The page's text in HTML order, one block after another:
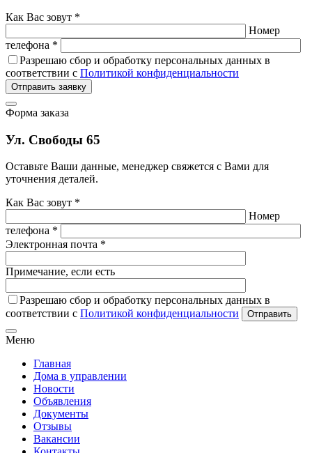
Как Вас зовут *
Номер
телефона *
Разрешаю сбор и обработку персональных данных в
соответствии с Политикой конфиденциальности
Отправить заявку
Форма заказа
Ул. Свободы 65
Оставьте Ваши данные, менеджер свяжется с Вами для
уточнения деталей.
Как Вас зовут *
Номер
телефона *
Электронная почта *
Примечание, если есть
Разрешаю сбор и обработку персональных данных в
соответствии с Политикой конфиденциальности Отправить
Меню
Главная
Дома в управлении
Новости
Объявления
Документы
Отзывы
Вакансии